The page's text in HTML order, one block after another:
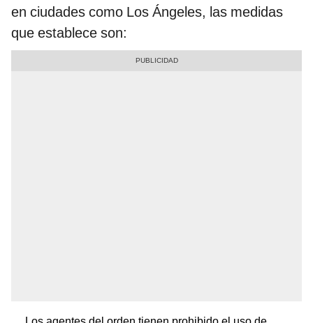
en ciudades como Los Ángeles, las medidas
que establece son: